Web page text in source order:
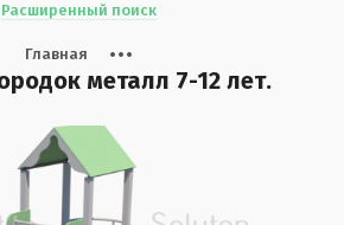
Расширенный поиск
Главная
металл 7-12 лет.